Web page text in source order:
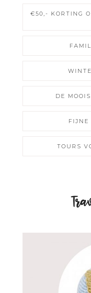
€50,- KORTING
DE
FIJNE
TOURS